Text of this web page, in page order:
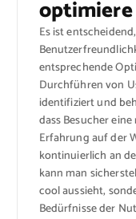
Es ist
entsprechende
Durchführen von
identifiziert und
dass Besucher
Erfahrung auf der
kontinuierlich an
kann man
cool aussieht,
Bedürfnisse der